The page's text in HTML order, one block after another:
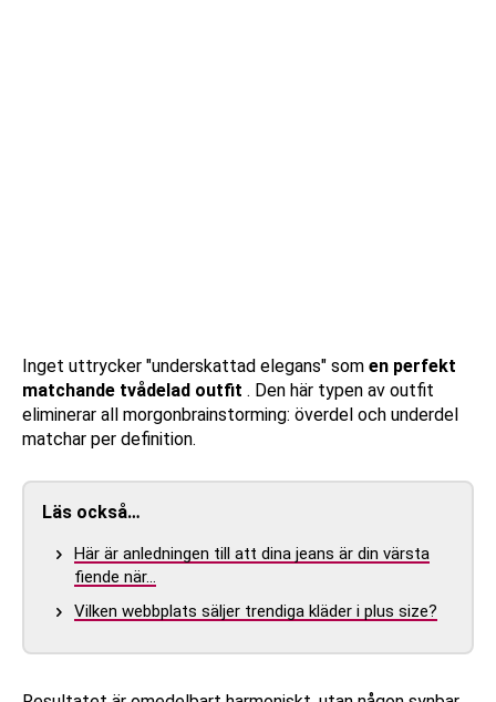
Inget uttrycker "underskattad elegans" som en perfekt
matchande tvådelad outfit . Den här typen av outfit
eliminerar all morgonbrainstorming: överdel och underdel
matchar per definition.
Läs också…
Här är anledningen till att dina jeans är din värsta
fiende när…
Vilken webbplats säljer trendiga kläder i plus size?